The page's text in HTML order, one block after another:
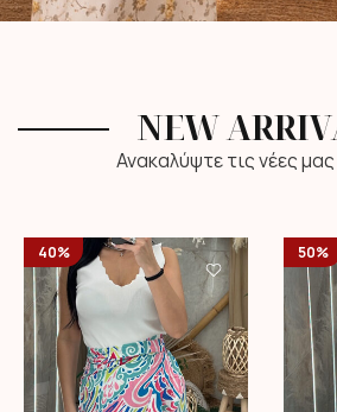
NEW
Ανακαλύψτε τις νέες
40% 50%